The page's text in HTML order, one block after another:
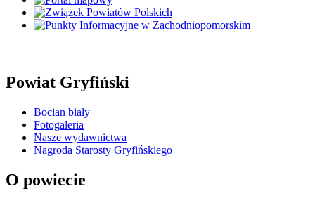
Powiat Gryfiński
Bocian biały
Fotogaleria
Nasze wydawnictwa
Nagroda Starosty Gryfińskiego
O powiecie